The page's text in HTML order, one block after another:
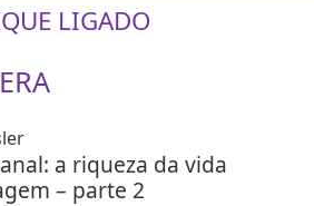
LIGADO
a riqueza da vida
– parte 2